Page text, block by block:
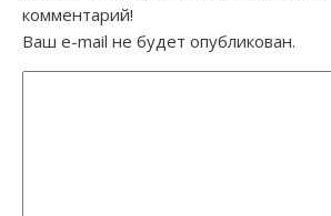
комментарий!
Ваш e-mail не будет опубликован.